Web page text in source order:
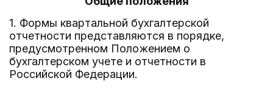
1. Формы квартальной бухгалтерской
отчетности представляются в порядке,
предусмотренном Положением о
бухгалтерском учете и отчетности в
Российской Федерации.